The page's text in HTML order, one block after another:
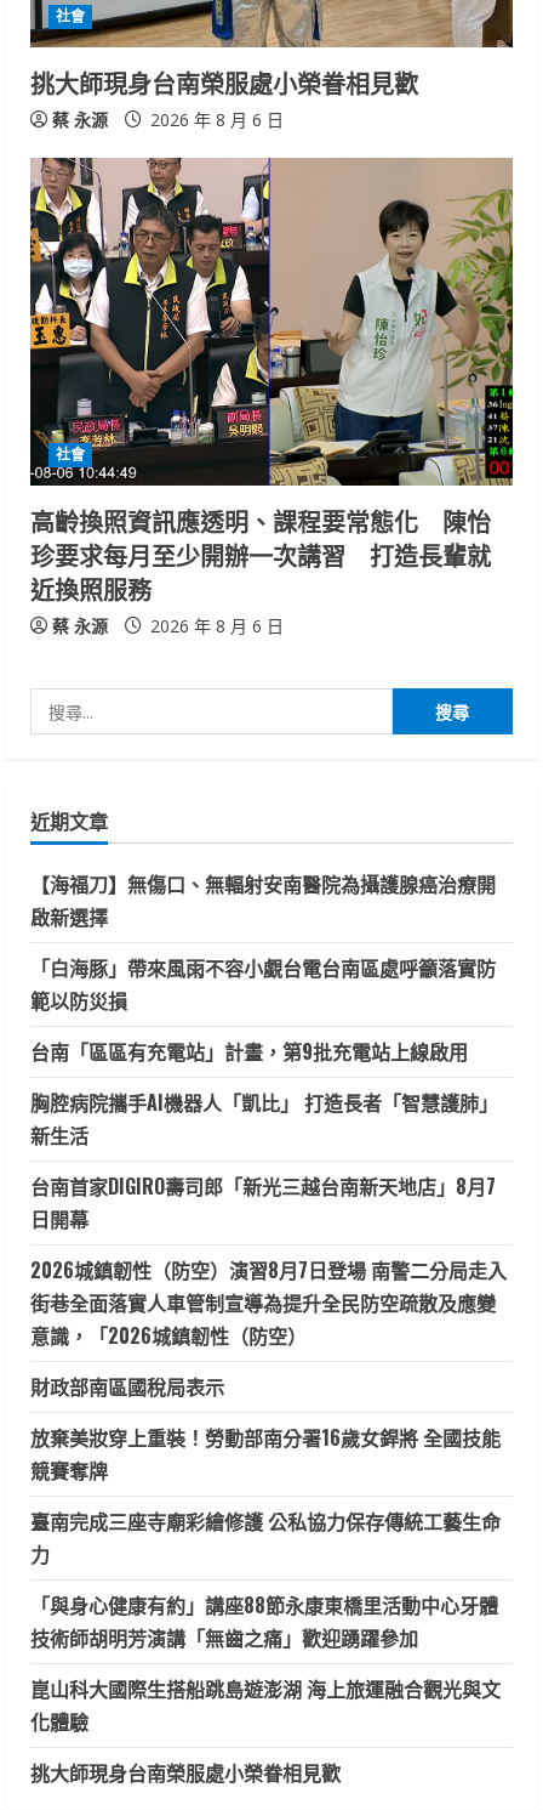
社會
挑大師現身台南榮服處小榮眷相見歡
蔡 永源 2026 年 8 月 6 日
社會
高齡換照資訊應透明、課程要常態化 陳怡
珍要求每月至少開辦一次講習 打造長輩就
近換照服務
蔡 永源 2026 年 8 月 6 日
尋
字:
近期文章
【海福刀】無傷口、無輻射安南醫院為攝護腺癌治療開
啟新選擇
「白海豚」帶來風雨不容小覷台電台南區處呼籲落實防
範以防災損
台南「區區有充電站」計畫，第9批充電站上線啟用
胸腔病院攜手AI機器人「凱比」 打造長者「智慧護肺」
新生活
台南首家DIGIRO壽司郎「新光三越台南新天地店」8月7
日開幕
2026城鎮韌性（防空）演習8月7日登場 南警二分局走入
街巷全面落實人車管制宣導為提升全民防空疏散及應變
意識，「2026城鎮韌性（防空）
財政部南區國稅局表示
放棄美妝穿上重裝！勞動部南分署16歲女銲將 全國技能
競賽奪牌
臺南完成三座寺廟彩繪修護 公私協力保存傳統工藝生命
力
「與身心健康有約」講座88節永康東橋里活動中心牙體
技術師胡明芳演講「無齒之痛」歡迎踴躍參加
崑山科大國際生搭船跳島遊澎湖 海上旅運融合觀光與文
化體驗
挑大師現身台南榮服處小榮眷相見歡